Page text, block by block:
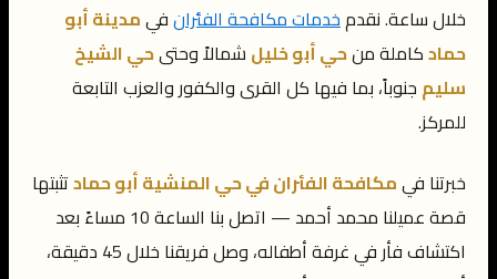
خلال ساعة. نقدمخدمات مكافحة الفئرانفيمدينة أبو
حمادكاملة منحي أبو خليل شمالاً وحتىحي الشيخ
سليم جنوباً، بما فيها كل القرى والكفور والعزب التابعة
للمركز.
خبرتنا فيمكافحة الفئران في حي المنشية أبو حمادتثبتها
قصة عميلنا محمد أحمد — اتصل بنا الساعة 10 مساءً بعد
اكتشاف فأر في غرفة أطفاله، وصل فريقنا خلال 45 دقيقة،